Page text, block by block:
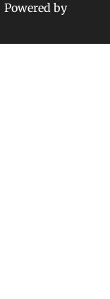
| Powered by